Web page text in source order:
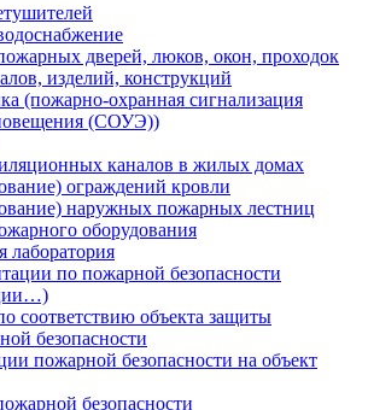
дверей, люков, окон, проходок
изделий, конструкций
(пожарно-охранная сигнализация
(СОУЭ))
каналов в жилых домах
ограждений кровли
наружных пожарных лестниц
оборудования
лаборатория
по пожарной безопасности
соответствию объекта защиты
безопасности
пожарной безопасности на объект
безопасности